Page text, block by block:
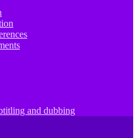
and dubbing